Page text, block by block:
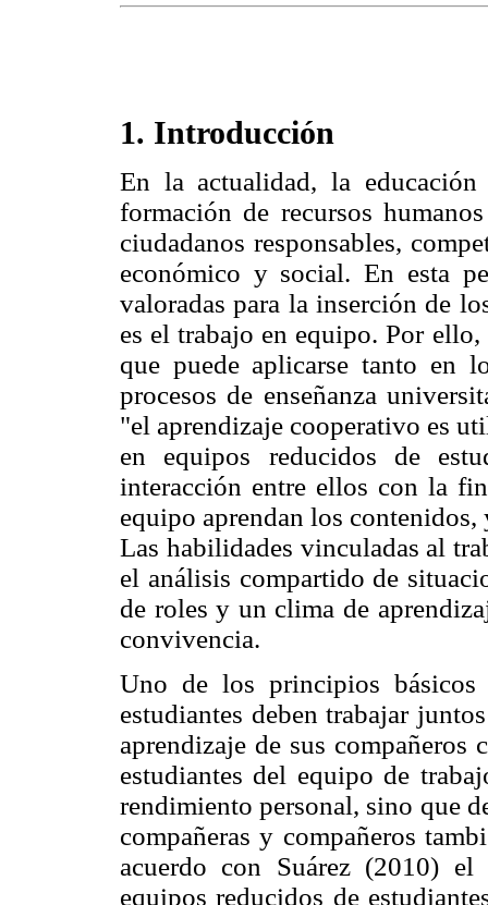
1. Introducción
En la actualidad, la
formación de recursos
ciudadanos responsables,
económico y social. En esta
valoradas para la inserción de
es el trabajo en equipo. Por
que puede aplicarse tanto en
procesos de enseñanza
"el aprendizaje cooperativo es
en equipos reducidos de
interacción entre ellos con la
equipo aprendan los contenidos,
Las habilidades vinculadas al
el análisis compartido de
de roles y un clima de
convivencia.
Uno de los principios básicos
estudiantes deben trabajar
aprendizaje de sus
estudiantes del equipo de
rendimiento personal, sino que
compañeras y compañeros
acuerdo con Suárez (2010) el
equipos reducidos de